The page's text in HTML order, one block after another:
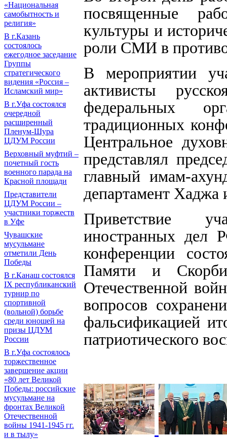
«Национальная
самобытность и
религия»
В г.Казань
состоялось
ежегодное заседание
Группы
стратегического
видения «Россия –
Исламский мир»
В г.Уфа состоялся
очередной
расширенный
Пленум-Шура
ЦДУМ России
Верховный муфтий –
почетный гость
военного парада на
Красной площади
Представители
ЦДУМ России –
участники торжеств
в Уфе
Чувашские
мусульмане
отметили День
Победы
В г.Канаш состоялся
IX республиканский
турнир по
спортивной
(вольной) борьбе
среди юношей на
призы ЦДУМ
России
В г.Уфа состоялось
торжественное
завершение акции
«80 лет Великой
Победы: российские
мусульмане на
фронтах Великой
Отечественной
войны 1941-1945 гг.
и в тылу»
посвященные
культуры и
роли СМИ в
В мероприятии
активисты
федеральных
традиционных
Центральное
представлял
главный имам-
департамент
Приветствие
иностранных дел
конференции
Памяти и
Отечественной
вопросов
фальсификацией
патриотического